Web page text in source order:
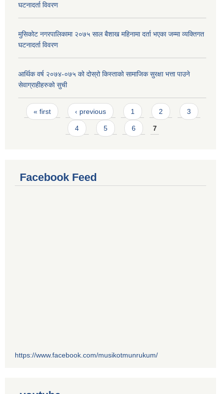
घटनादर्ता विवरण
मुसिकोट नगरपालिकामा २०७५ साल बैशाख महिनामा दर्ता भएका जम्मा व्यक्तिगत
घटनादर्ता विवरण
आर्थिक वर्ष २०७४-०७५ को दोस्रो किस्ताको सामाजिक सुरक्षा भत्ता पाउने
सेवाग्राहीहरुको सुची
Pages
« first ‹ previous 1 2 3
4 5 6 7
Facebook Feed
https://www.facebook.com/musikotmunrukum/